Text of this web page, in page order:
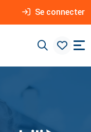
Se connecter